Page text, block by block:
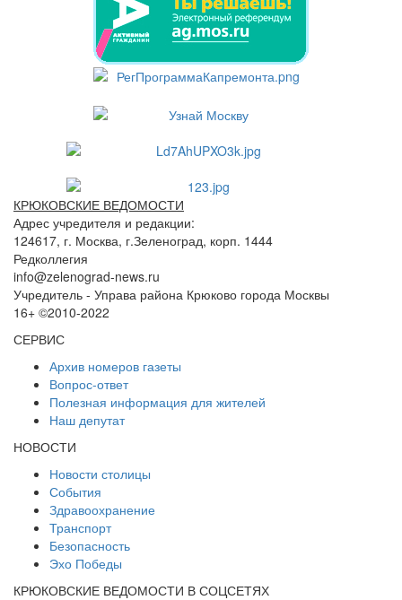
КРЮКОВСКИЕ ВЕДОМОСТИ
Адрес учредителя и редакции:
124617, г. Москва, г.Зеленоград, корп. 1444
Редколлегия
info@zelenograd-news.ru
Учредитель - Управа района Крюково города Москвы
16+ ©2010-2022
СЕРВИС
Архив номеров газеты
Вопрос-ответ
Полезная информация для жителей
Наш депутат
НОВОСТИ
Новости столицы
События
Здравоохранение
Транспорт
Безопасность
Эхо Победы
КРЮКОВСКИЕ ВЕДОМОСТИ В СОЦСЕТЯХ